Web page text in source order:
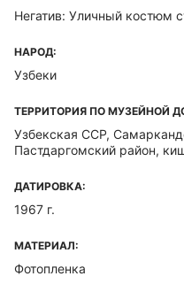
Негатив: Уличный костюм
НАРОД:
Узбеки
ТЕРРИТОРИЯ ПО МУЗЕЙНОЙ
Узбекская ССР,
Пастдаргомский район,
ДАТИРОВКА:
1967 г.
МАТЕРИАЛ:
Фотопленка